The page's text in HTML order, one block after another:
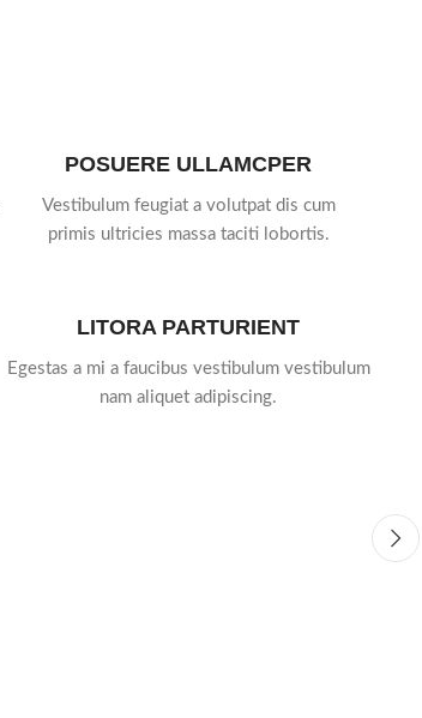
POSUERE ULLAMCPER
Vestibulum feugiat a volutpat dis cum
primis ultricies massa taciti lobortis.
LITORA PARTURIENT
Egestas a mi a faucibus vestibulum vestibulum
nam aliquet adipiscing.